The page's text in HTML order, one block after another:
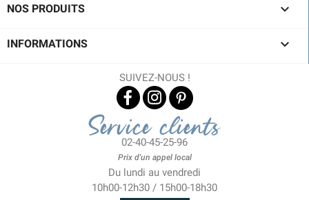
NOS PRODUITS 
INFORMATIONS 
SUIVEZ-NOUS !
Service clients
02-40-45-25-96
Prix d'un appel local
Du lundi au vendredi
10h00-12h30 / 15h00-18h30